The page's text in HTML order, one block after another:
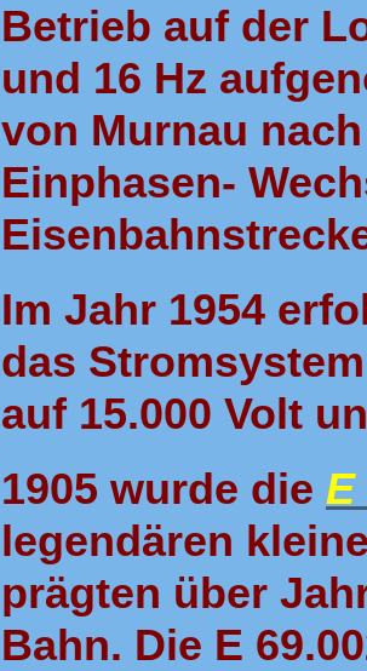
Betrieb auf der
und 16 Hz
von Murnau
Einphasen-
Im Jahr 1954
das
auf 15.000 Volt
1905 wurde die E
legendären
prägten über
Bahn. Die E